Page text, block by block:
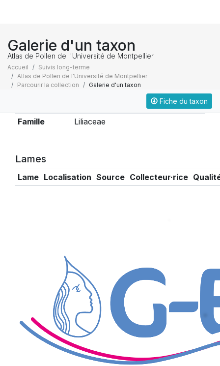
Galerie d'un taxon
Atlas de Pollen de l'Université de Montpellier
Accueil
Suivis long-terme
Atlas de Pollen de l'Université de Montpellier
Parcourir la collection
Galerie d'un taxon
Fiche du taxon
Famille Liliaceae
Lames
Lame Localisation Source Collecteur·rice